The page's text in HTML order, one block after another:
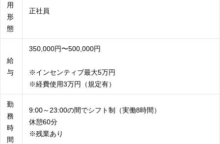
用
形
態
正社員
給
与
350,000円〜500,000円
※インセンティブ最大5万円
※経費使用3万円（規定有）
勤
務
時
間
9:00～23:00の間でシフト制（実働8時間）
休憩60分
※残業あり